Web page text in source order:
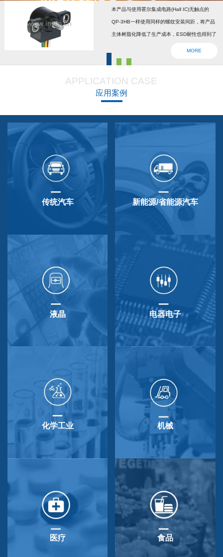
本产品与使用霍尔集成电路(Hall IC)无触点的
QP-3HB一样使用同样的螺纹安装间距，将产品
主体树脂化降低了生产成本，ESD耐性也得到了
设回位弹簧，防震动防撞击功能强大，防尘防
QP-3HB标准相同。本产品在游船、铲运车的遥
控手柄、卡车离合器和换挡等方面要求较高的领
MORE
APPLICATION CASE
应用案例
传统汽车 新能源/省能源汽车
液晶 电器电子
化学工业 机械
医疗 食品